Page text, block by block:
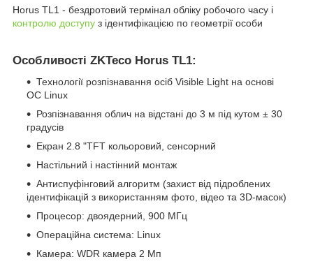
Horus TL1 - бездротовий термінал обліку робочого часу і
контролю доступу з ідентифікацією по геометрії особи
Особливості ZKTeco Horus TL1:
Технології розпізнавання осіб Visible Light на основі
ОС Linux
Розпізнавання облич на відстані до 3 м під кутом ± 30
градусів
Екран 2.8 "TFT кольоровий, сенсорний
Настільний і настінний монтаж
Антиспуфінговий алгоритм (захист від підроблених
ідентифікацій з використанням фото, відео та 3D-масок)
Процесор: двоядерний, 900 МГц
Операційна система: Linux
Камера: WDR камера 2 Мп